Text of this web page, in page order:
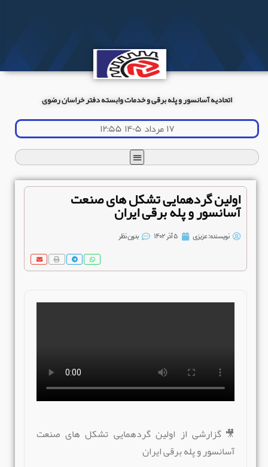
اتحادیه آسانسور و پله برقی و خدمات وابسته دفتر خراسان رضوی
۱۷ مرداد ۱۴۰۵ ۱۲:۵۵
اولین گردهمایی تشکل های صنعت
آسانسور و پله برقی ایران
نویسنده:عزیزی بدون نظر
🎥گزارشی از اولین گردهمایی تشکل های صنعت
آسانسور و پله برقی ایران